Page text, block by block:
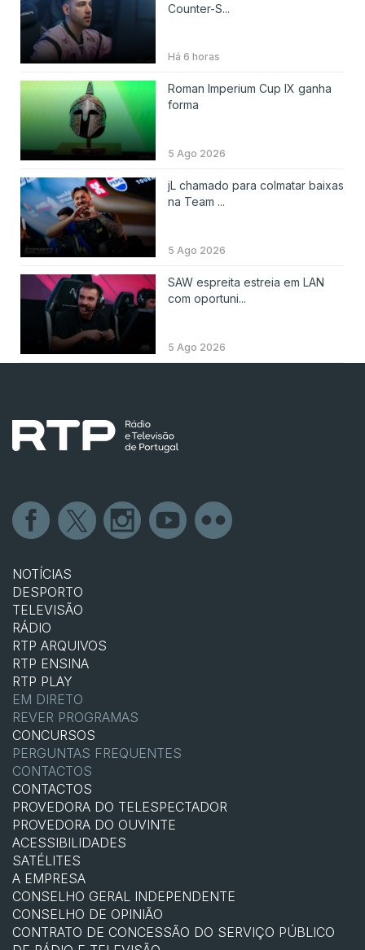
Counter-S...
Há 6 horas
Roman Imperium Cup IX ganha
forma
5 Ago 2026
jL chamado para colmatar baixas
na Team ...
5 Ago 2026
SAW espreita estreia em LAN
com oportuni...
5 Ago 2026
NOTÍCIAS
DESPORTO
TELEVISÃO
RÁDIO
RTP ARQUIVOS
RTP ENSINA
RTP PLAY
EM DIRETO
REVER PROGRAMAS
CONCURSOS
PERGUNTAS FREQUENTES
CONTACTOS
CONTACTOS
PROVEDORA DO TELESPECTADOR
PROVEDORA DO OUVINTE
ACESSIBILIDADES
SATÉLITES
A EMPRESA
CONSELHO GERAL INDEPENDENTE
CONSELHO DE OPINIÃO
CONTRATO DE CONCESSÃO DO SERVIÇO PÚBLICO